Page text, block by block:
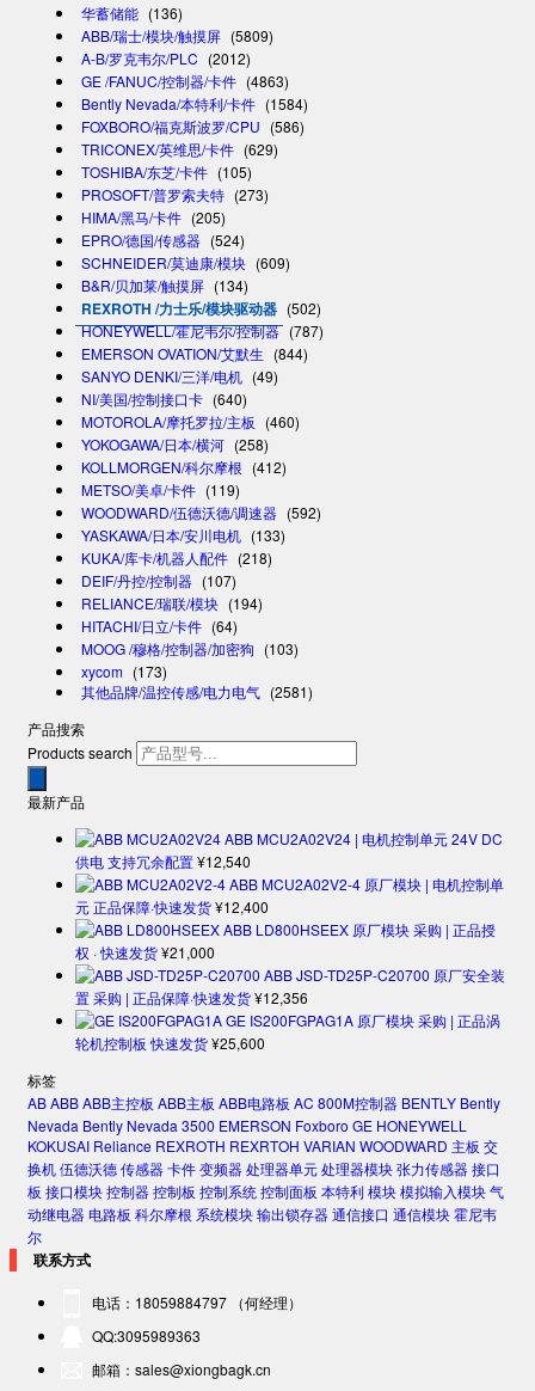
华蓄储能 (136)
ABB/瑞士/模块/触摸屏 (5809)
A-B/罗克韦尔/PLC (2012)
GE /FANUC/控制器/卡件 (4863)
Bently Nevada/本特利/卡件 (1584)
FOXBORO/福克斯波罗/CPU (586)
TRICONEX/英维思/卡件 (629)
TOSHIBA/东芝/卡件 (105)
PROSOFT/普罗索夫特 (273)
HIMA/黑马/卡件 (205)
EPRO/德国/传感器 (524)
SCHNEIDER/莫迪康/模块 (609)
B&R/贝加莱/触摸屏 (134)
REXROTH /力士乐/模块驱动器 (502)
HONEYWELL/霍尼韦尔/控制器 (787)
EMERSON OVATION/艾默生 (844)
SANYO DENKI/三洋/电机 (49)
NI/美国/控制接口卡 (640)
MOTOROLA/摩托罗拉/主板 (460)
YOKOGAWA/日本/横河 (258)
KOLLMORGEN/科尔摩根 (412)
METSO/美卓/卡件 (119)
WOODWARD/伍德沃德/调速器 (592)
YASKAWA/日本/安川电机 (133)
KUKA/库卡/机器人配件 (218)
DEIF/丹控/控制器 (107)
RELIANCE/瑞联/模块 (194)
HITACHI/日立/卡件 (64)
MOOG /穆格/控制器/加密狗 (103)
xycom (173)
其他品牌/温控传感/电力电气 (2581)
产品搜索
Products search
最新产品
ABB MCU2A02V24 | 电机控制单元 24V DC
供电 支持冗余配置¥12,540
ABB MCU2A02V2-4 原厂模块 | 电机控制单
元 正品保障·快速发货¥12,400
ABB LD800HSEEX 原厂模块 采购 | 正品授
权 · 快速发货¥21,000
ABB JSD-TD25P-C20700 原厂安全装
置 采购 | 正品保障·快速发货¥12,356
GE IS200FGPAG1A 原厂模块 采购 | 正品涡
轮机控制板 快速发货¥25,600
标签
ABABBABB主控板 ABB主板 ABB电路板 AC 800M控制器 BENTLY Bently
Nevada Bently Nevada 3500 EMERSON Foxboro GE HONEYWELL
KOKUSAI Reliance REXROTH REXRTOH VARIAN WOODWARD 主板 交
换机伍德沃德传感器卡件变频器处理器单元处理器模块张力传感器接口
板 接口模块控制器控制板 控制系统控制面板 本特利模块模拟输入模块气
动继电器电路板 科尔摩根 系统模块输出锁存器通信接口 通信模块霍尼韦
尔
联系方式
电话：18059884797 （何经理）
QQ:3095989363
邮箱：sales@xiongbagk.cn